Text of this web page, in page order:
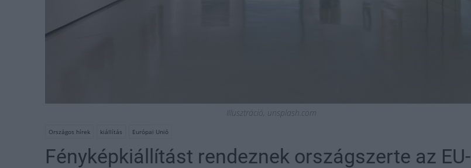
Illusztráció, unsplash.com
Országos hírek kiállítás Európai Unió
Fényképkiállítást rendeznek országszerte az EU-